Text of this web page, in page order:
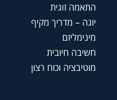
התאמה זוגית
יוגה – מדריך מקיף
מינימליזם
חשיבה חיובית
מוטיבציה וכוח רצון